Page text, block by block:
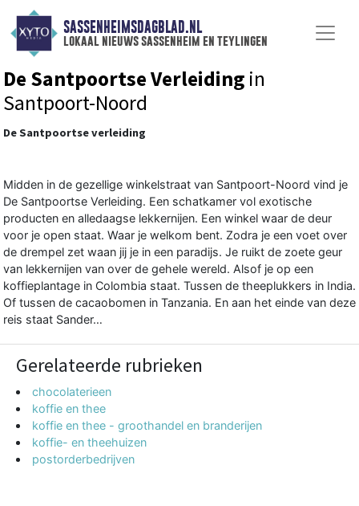
SASSENHEIMSDAGBLAD.NL
lokaal nieuws sassenheim en teylingen
De Santpoortse Verleiding in
Santpoort-Noord
De Santpoortse verleiding
Midden in de gezellige winkelstraat van Santpoort-Noord vind je
De Santpoortse Verleiding. Een schatkamer vol exotische
producten en alledaagse lekkernijen. Een winkel waar de deur
voor je open staat. Waar je welkom bent. Zodra je een voet over
de drempel zet waan jij je in een paradijs. Je ruikt de zoete geur
van lekkernijen van over de gehele wereld. Alsof je op een
koffieplantage in Colombia staat. Tussen de theeplukkers in India.
Of tussen de cacaobomen in Tanzania. En aan het einde van deze
reis staat Sander…
Gerelateerde rubrieken
chocolaterieen
koffie en thee
koffie en thee - groothandel en branderijen
koffie- en theehuizen
postorderbedrijven